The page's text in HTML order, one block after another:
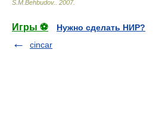
S.M.Behbudov.
2007.
Игры ⚽
Нужно сделать НИР?
cincar